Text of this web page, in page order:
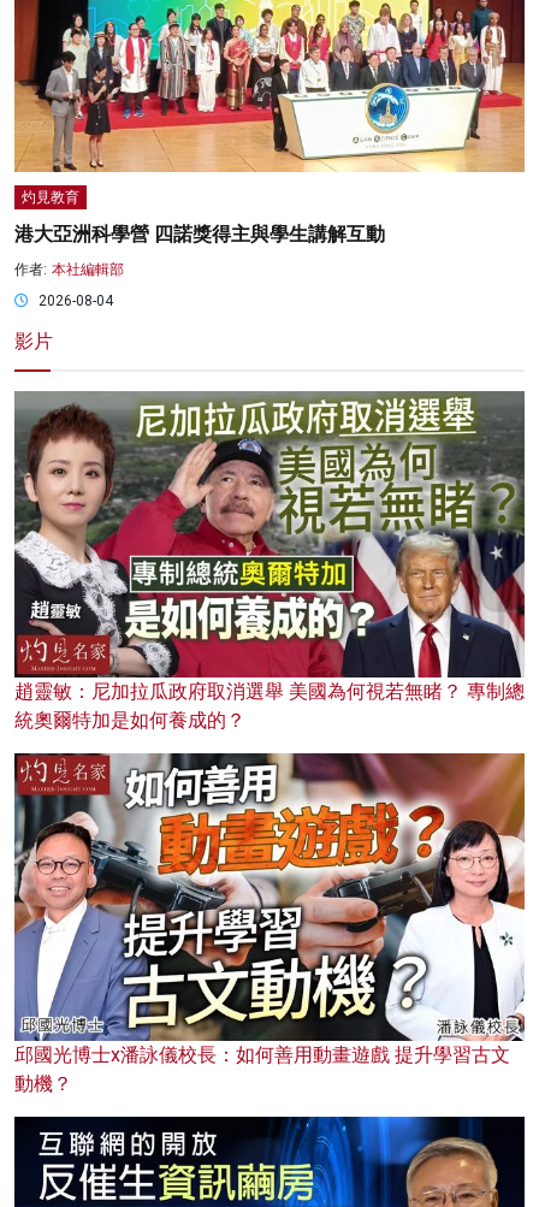
灼見教育
港大亞洲科學營 四諾獎得主與學生講解互動
作者: 本社編輯部
2026-08-04
影片
趙靈敏：尼加拉瓜政府取消選舉 美國為何視若無睹？ 專制總
統奧爾特加是如何養成的？
邱國光博士x潘詠儀校長：如何善用動畫遊戲 提升學習古文
動機？